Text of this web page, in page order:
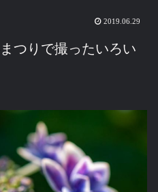
2019.06.29
つりで撮ったいろい